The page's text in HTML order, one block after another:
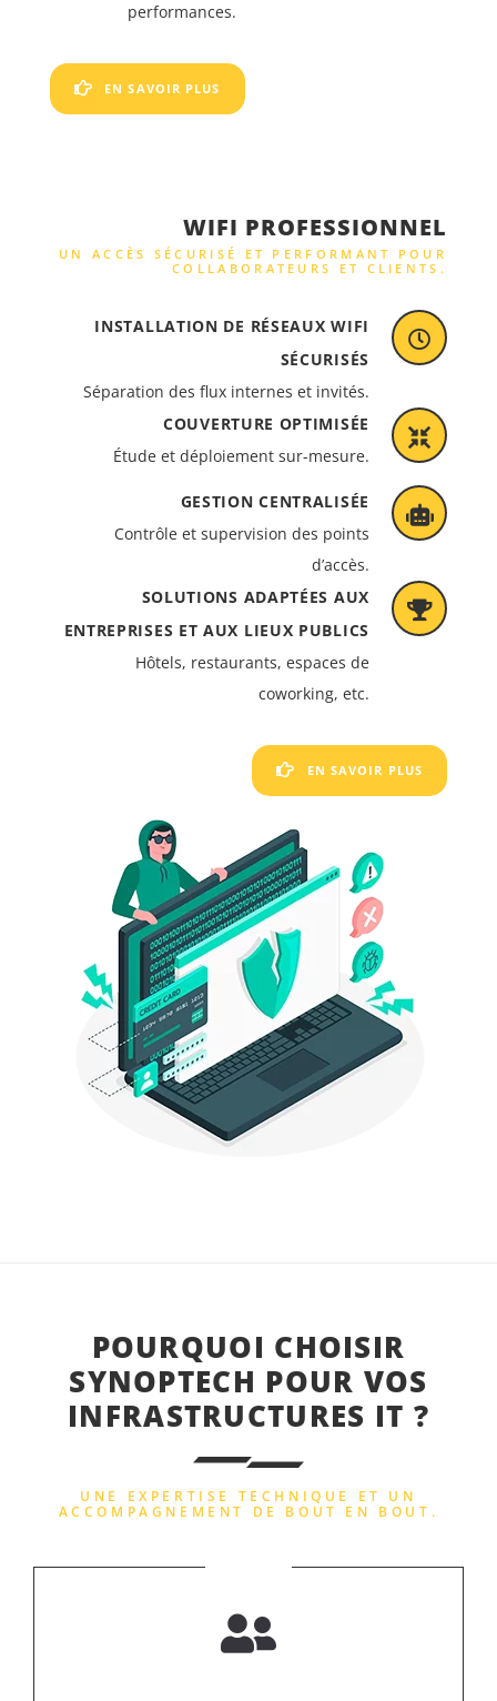
performances.
EN SAVOIR PLUS
WIFI PROFESSIONNEL
UN ACCÈS SÉCURISÉ ET PERFORMANT POUR
COLLABORATEURS ET CLIENTS.
INSTALLATION DE RÉSEAUX WIFI
SÉCURISÉS
Séparation des flux internes et invités.
COUVERTURE OPTIMISÉE
Étude et déploiement sur-mesure.
GESTION CENTRALISÉE
Contrôle et supervision des points
d’accès.
SOLUTIONS ADAPTÉES AUX
ENTREPRISES ET AUX LIEUX PUBLICS
Hôtels, restaurants, espaces de
coworking, etc.
EN SAVOIR PLUS
POURQUOI CHOISIR
SYNOPTECH POUR VOS
INFRASTRUCTURES IT ?
UNE EXPERTISE TECHNIQUE ET UN
ACCOMPAGNEMENT DE BOUT EN BOUT.